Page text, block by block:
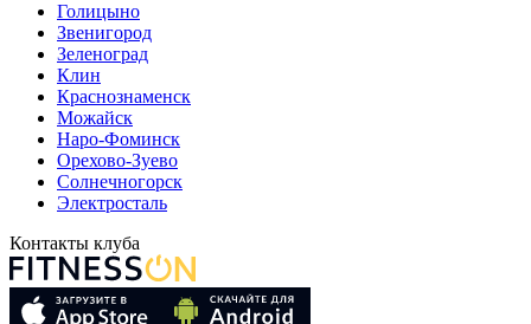
Голицыно
Звенигород
Зеленоград
Клин
Краснознаменск
Можайск
Наро-Фоминск
Орехово-Зуево
Солнечногорск
Электросталь
Контакты клуба